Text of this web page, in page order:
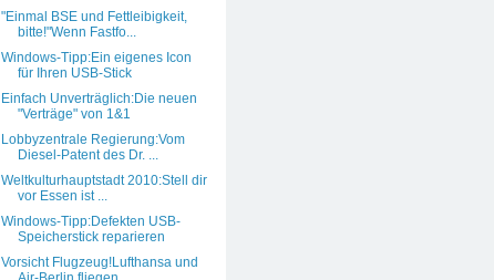
"Einmal BSE und Fettleibigkeit,
bitte!"Wenn Fastfo...
Windows-Tipp:Ein eigenes Icon
für Ihren USB-Stick
Einfach Unverträglich:Die neuen
"Verträge" von 1&1
Lobbyzentrale Regierung:Vom
Diesel-Patent des Dr. ...
Weltkulturhauptstadt 2010:Stell dir
vor Essen ist ...
Windows-Tipp:Defekten USB-
Speicherstick reparieren
Vorsicht Flugzeug!Lufthansa und